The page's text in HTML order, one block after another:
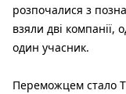
розпочалися з
взяли дві
один учасник.
Переможцем стало